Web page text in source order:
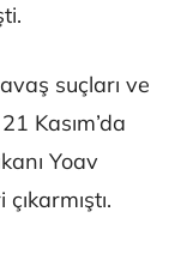
suçları ve
Kasım’da
Yoav